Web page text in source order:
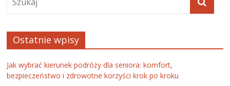
Ostatnie wpisy
Jak wybrać kierunek podróży dla seniora: komfort,
bezpieczeństwo i zdrowotne korzyści krok po kroku